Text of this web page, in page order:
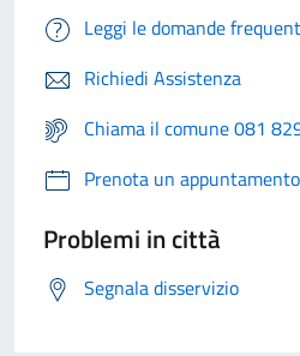
Leggi le domande
Richiedi Assistenza
Chiama il comune 081
Prenota un appuntamento
Problemi in città
Segnala disservizio